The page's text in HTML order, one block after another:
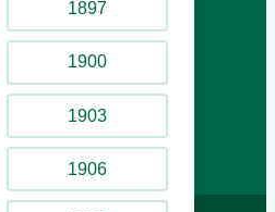
1897
1900
1903
1906
på sociala medier
YouTube
Facebook
Instagram